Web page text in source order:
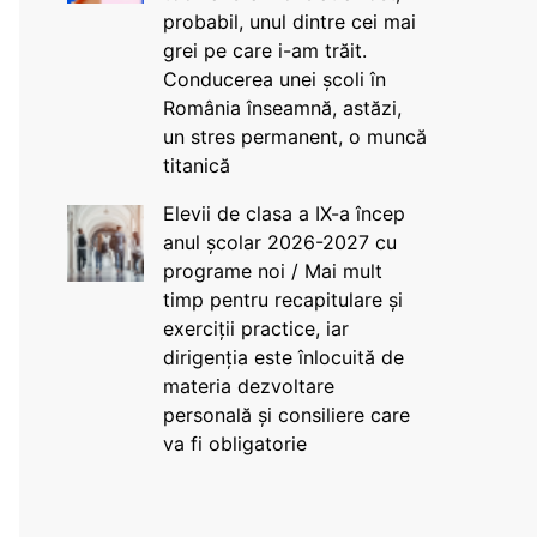
probabil, unul dintre cei mai
grei pe care i-am trăit.
Conducerea unei școli în
România înseamnă, astăzi,
un stres permanent, o muncă
titanică
Elevii de clasa a IX-a încep
anul școlar 2026-2027 cu
programe noi / Mai mult
timp pentru recapitulare și
exerciții practice, iar
dirigenția este înlocuită de
materia dezvoltare
personală și consiliere care
va fi obligatorie